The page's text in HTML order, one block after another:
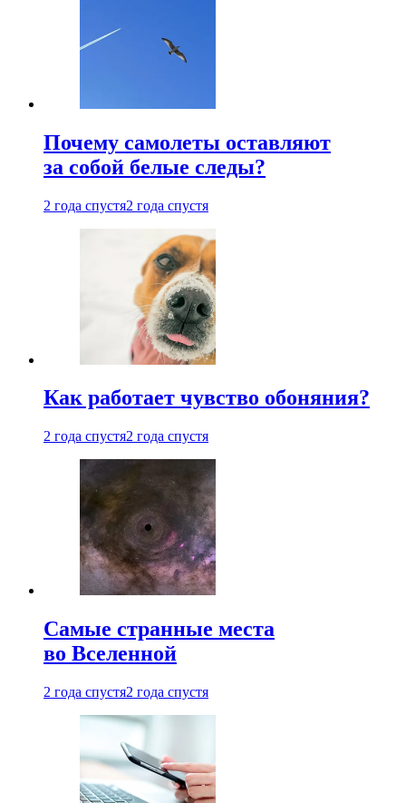
Почему самолеты оставляют
за собой белые следы?
2 года спустя2 года спустя
Как работает чувство обоняния?
2 года спустя2 года спустя
Самые странные места
во Вселенной
2 года спустя2 года спустя